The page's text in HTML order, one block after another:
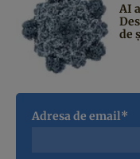
AI
de
Adresa de email*